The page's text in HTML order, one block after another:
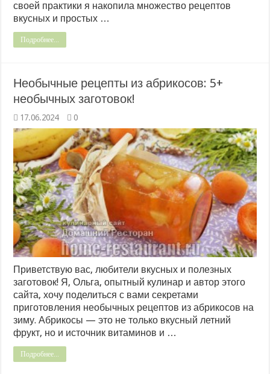
своей практики я накопила множество рецептов
вкусных и простых …
Подробнее...
Необычные рецепты из абрикосов: 5+
необычных заготовок!
17.06.2024 0
Приветствую вас, любители вкусных и полезных
заготовок! Я, Ольга, опытный кулинар и автор этого
сайта, хочу поделиться с вами секретами
приготовления необычных рецептов из абрикосов на
зиму. Абрикосы — это не только вкусный летний
фрукт, но и источник витаминов и …
Подробнее...